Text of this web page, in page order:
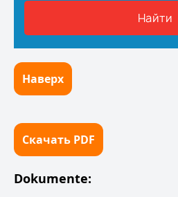
Наверх
Скачать PDF
Dokumente: